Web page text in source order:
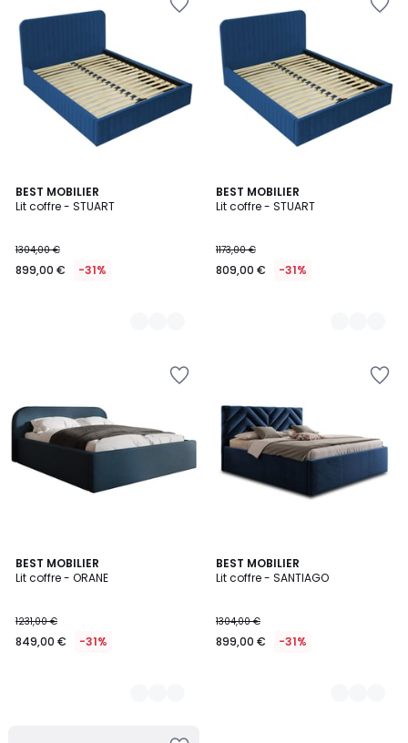
BEST MOBILIER
Lit coffre - STUART
1304,00 €
899,00 € -31%
8
Couleurs
BEST MOBILIER
Lit coffre - STUART
1173,00 €
809,00 € -31%
8
Couleurs
BEST MOBILIER
Lit coffre - ORANE
1231,00 €
849,00 € -31%
7
Couleurs
BEST MOBILIER
Lit coffre - SANTIAGO
1304,00 €
899,00 € -31%
2
Couleurs